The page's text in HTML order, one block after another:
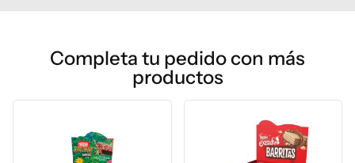
Completa tu pedido con más
productos